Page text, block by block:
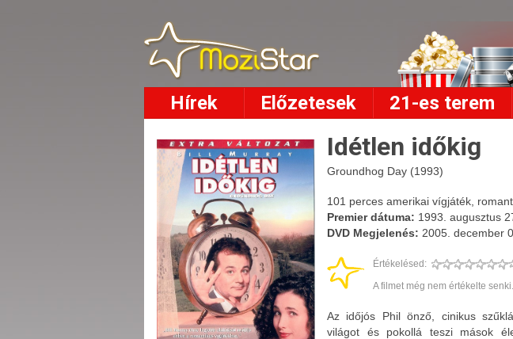
Hírek Előzetesek 21-es terem
Idétlen időkig
Groundhog Day (1993)
101 perces amerikai vígjáték,
Premier dátuma: 1993. augusztus
DVD Megjelenés: 2005. december
Értékelésed:
A filmet még nem értékelte senki.
Az időjós Phil önző, cinikus
világot és pokollá teszi mások